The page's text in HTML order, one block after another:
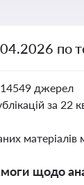
по
14549 джерел
за 22
щодо